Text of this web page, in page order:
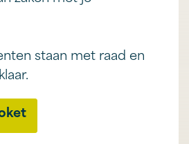
staan met raad en